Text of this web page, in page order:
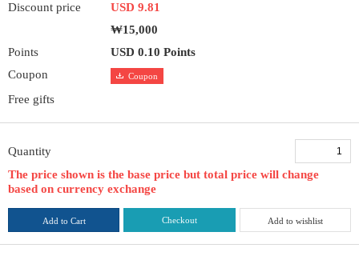
Discount price
USD 9.81
₩15,000
Points
USD 0.10 Points
Coupon
Coupon
Free gifts
Quantity
The price shown is the base price but total price will change
based on currency exchange
Add to Cart Checkout Add to wishlist